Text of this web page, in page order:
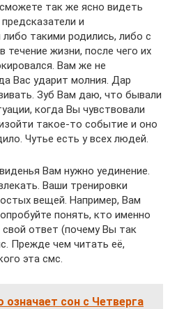
так же ясно видеть
и
такими родились, либо с
жизни, после чего их
Вам же не
Вас ударит молния. Дар
Зуб Вам даю, что бывали
когда Вы чувствовали
такое-то событие и оно
Чутье есть у всех людей.
Вам нужно уединение.
Ваши тренировки
вещей. Например, Вам
понять, кто именно
ответ (почему Вы так
Прежде чем читать её,
эта смс.
означает сон с Четверга